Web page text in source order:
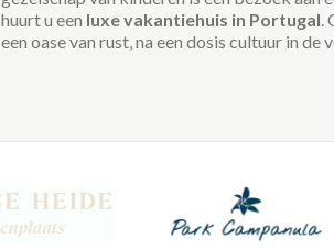
huurt u een luxe vakantiehuis in Portugal.
een oase van rust, na een dosis cultuur in